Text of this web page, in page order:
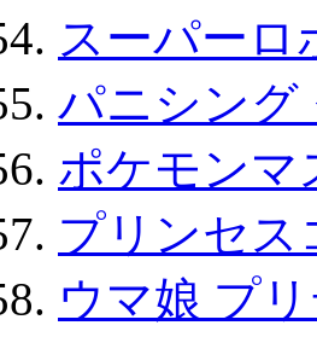
スーパーロ
パニシング
ポケモンマ
プリンセス
ウマ娘 プ